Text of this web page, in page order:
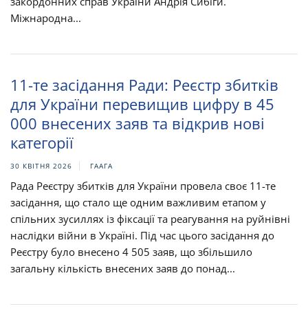
Міжнародна...
11-те засідання Ради: Реєстр збитків
для України перевищив цифру в 45
000 внесених заяв та відкрив нові
категорії
30 КВІТНЯ 2026 ГААГА
Рада Реєстру збитків для України провела своє 11-те
засідання, що стало ще одним важливим етапом у
спільних зусиллях із фіксації та реагування на руйнівні
наслідки війни в Україні. Під час цього засідання до
Реєстру було внесено 4 505 заяв, що збільшило
загальну кількість внесених заяв до понад...